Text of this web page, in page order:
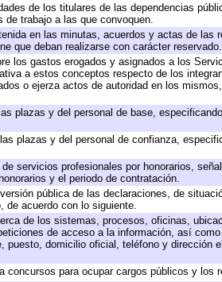
de los titulares de las dependencias
trabajo a las que convoquen.
en las minutas, acuerdos y actas de
que deban realizarse con carácter reservado.
los gastos erogados y asignados a los
a estos conceptos respecto de los
o ejerza actos de autoridad en los
plazas y del personal de base,
plazas y del personal de confianza,
servicios profesionales por honorarios,
y el periodo de contratación.
pública de las declaraciones, de
de acuerdo con lo siguiente.
de los sistemas, procesos, oficinas,
de acceso a la información, así
puesto, domicilio oficial, teléfono y dirección
concursos para ocupar cargos públicos y los